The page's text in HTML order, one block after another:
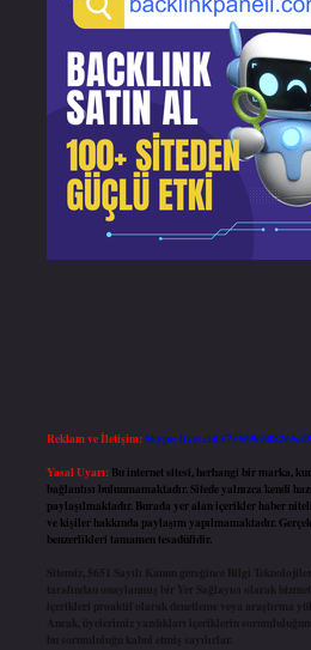
Reklam ve İletişim:Skype:
Yasal Uyarı: Bu internet sitesi, herhangi bir marka,
bağlantısı bulunmamaktadır. Sitede yalnızca kendi
paylaşılmaktadır. Burada yer alan içerikler haber
ve kişiler hakkında paylaşım yapılmamaktadır.
benzerlikleri tamamen tesadüfidir.
Sitemiz, 5651 Sayılı Kanun gereğince Bilgi
tarafından onaylanmış bir Yer Sağlayıcı olarak
içerikleri proaktif olarak denetleme veya araştırma
Ancak, üyelerimiz yazdıkları içeriklerin
bu sorumluluğu kabul etmiş sayılırlar.